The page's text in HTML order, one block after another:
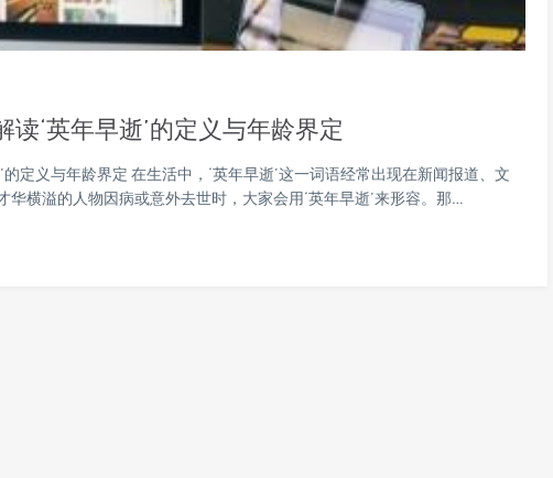
‘英年早逝’的定义与年龄界定
定义与年龄界定 在生活中，‘英年早逝’这一词语经常出现在新闻报道、文
横溢的人物因病或意外去世时，大家会用‘英年早逝’来形容。那…